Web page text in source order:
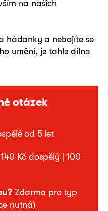
otázek
od 5 let
140 Kč dospělý | 100
Zdarma pro typ
nutná)
na našich
hádanky a nebojíte se
umění, je tahle dílna